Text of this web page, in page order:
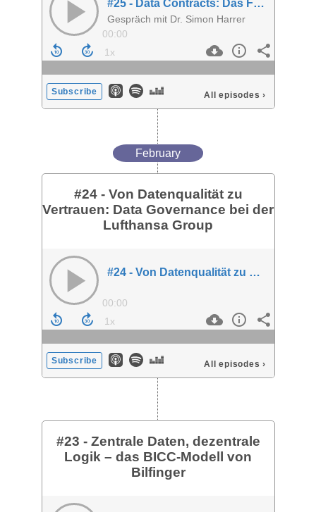
#25 - Data Contracts: Das Fundament für Vertrauen im Data Mesh
Gespräch mit Dr. Simon Harrer
00:00
Subscribe All episodes ›
February
#24 - Von Datenqualität zu
Vertrauen: Data Governance bei der
Lufthansa Group
#24 - Von Datenqualität zu Vertrauen: Data Governance bei der Lufthansa Group
00:00
Subscribe All episodes ›
#23 - Zentrale Daten, dezentrale
Logik – das BICC-Modell von
Bilfinger